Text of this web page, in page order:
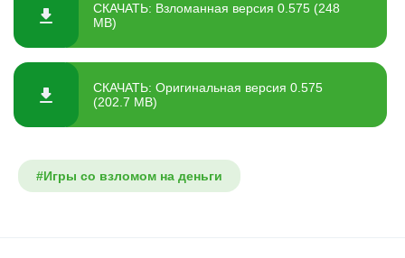
СКАЧАТЬ: Взломанная версия 0.575 (248
MB)
СКАЧАТЬ: Оригинальная версия 0.575
(202.7 MB)
#Игры со взломом на деньги